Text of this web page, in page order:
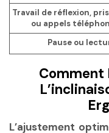
Travail de réflexion,
ou appels
Pause ou
Comment
L’ajustement